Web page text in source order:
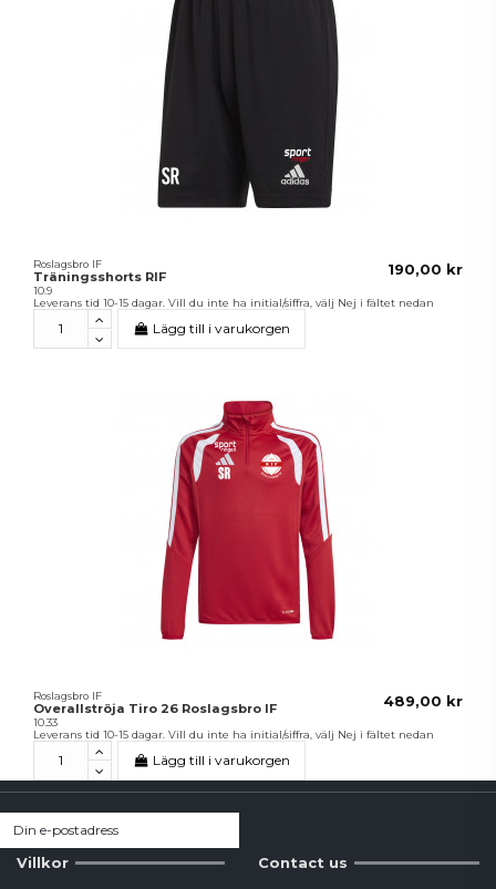
Roslagsbro IF
Träningsshorts RIF
10.9
190,00 kr
Leverans tid 10-15 dagar. Vill du inte ha initial/siffra, välj Nej i fältet nedan
Lägg till i varukorgen
Roslagsbro IF
Overallströja Tiro 26 Roslagsbro IF
10.33
489,00 kr
Leverans tid 10-15 dagar. Vill du inte ha initial/siffra, välj Nej i fältet nedan
Lägg till i varukorgen
Villkor Contact us